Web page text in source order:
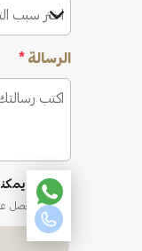
اختر سبب
الرسالة *
نعم،
ستحصل على